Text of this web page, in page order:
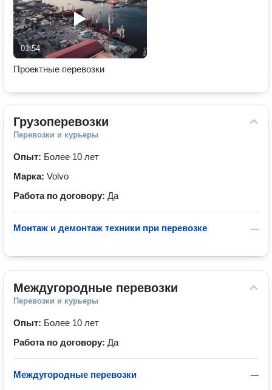
01:54
Проектные перевозки
Грузоперевозки
Перевозки и курьеры
Опыт: Более 10 лет
Марка: Volvo
Работа по договору: Да
—
Монтаж и демонтаж техники при перевозке
Междугородные перевозки
Перевозки и курьеры
Опыт: Более 10 лет
Работа по договору: Да
—
Междугородные перевозки